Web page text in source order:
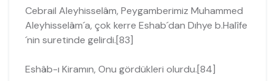
Cebrail Aleyhisselâm, Peygamberimiz Muhammed
Aleyhisselâm´a, çok kerre Eshab´dan Dıhye b.Halîfe
´nin suretinde gelirdi.[83]
Eshâb-ı Kiramın, Onu gördükleri olurdu.[84]